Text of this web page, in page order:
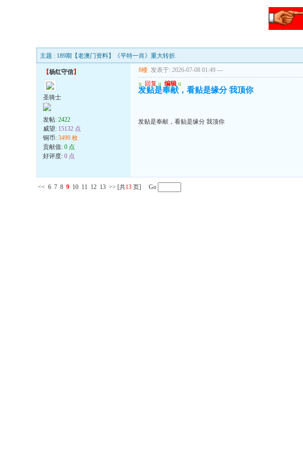
主题 : 189期【老澳门资料】《平特一肖》重大转折.
【杨红守信】
圣骑士
发帖: 2422
威望: 15132 点
铜币: 3499 枚
贡献值: 0 点
好评度: 0 点
8楼 发表于: 2026-07-08 01:49 ---
u 回复 u 编辑 u
发贴是奉献，看贴是缘分 我顶你
发贴是奉献，看贴是缘分 我顶你
<< 6 7 8 9 10 11 12 13 >> [共13 页] Go